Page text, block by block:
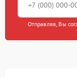
Отправляя, Вы